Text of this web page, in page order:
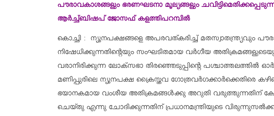
പൗരാവകാശങ്ങളും ഭരണഘടനാ മൂല്യങ്ങളും
ആര്‍ച്ച്ബിഷപ് ജോസഫ് കളത്തിപറമ്പില്‍
കൊച്ചി : ന്യൂനപക്ഷങ്ങളെ അപരവത്കരിച്ച് മതസ്വാതന്ത്ര്യവും
നിഷേധിക്കുന്നതിന്റെയും സംഘടിതമായ വര്‍ഗീയ
വരാനിരിക്കുന്ന ലോക്സഭാ തിരഞ്ഞെടുപ്പിന്റെ പശ്ചാത്തലത്തില്‍
മണിപ്പുരിലെ ന്യൂനപക്ഷ ക്രൈസ്തവ ഗോത്രവര്‍ഗക്കാര്‍ക്കെതിരെ
ഭയാനകമായ വംശീയ അതിക്രമങ്ങള്‍ക്കു അറുതി വരുത്തുന്നതിന്
ചെയ്തു എന്നു ചോദിക്കുന്നതിന് പ്രധാനമന്ത്രിയുടെ